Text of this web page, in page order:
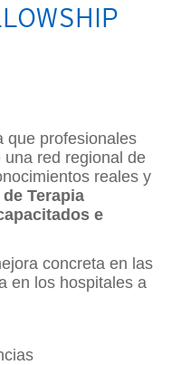
que profesionales
red regional de
reales y
Terapia
e
concreta en las
en los hospitales a